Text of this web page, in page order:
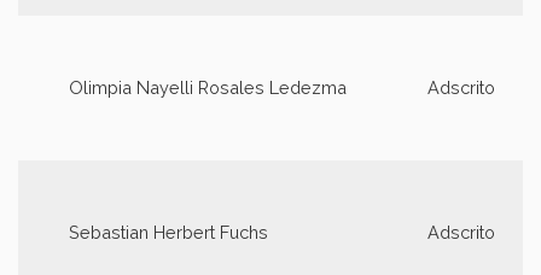
Olimpia Nayelli Rosales Ledezma Adscrito
Sebastian Herbert Fuchs Adscrito